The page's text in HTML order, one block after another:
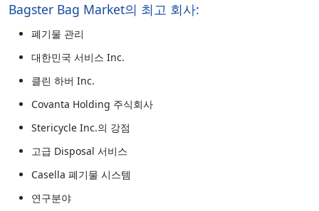
Bagster Bag Market의 최고 회사:
폐기물 관리
대한민국 서비스 Inc.
클린 하버 Inc.
Covanta Holding 주식회사
Stericycle Inc.의 강점
고급 Disposal 서비스
Casella 폐기물 시스템
연구분야